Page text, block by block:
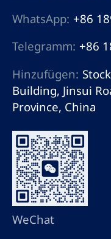
WhatsApp: +86
Telegramm: +86
Hinzufügen:
Building, Jinsui
Province, China
WeChat